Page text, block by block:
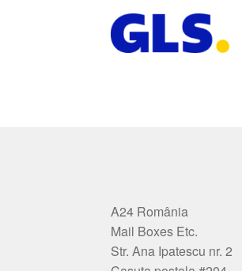
A24 România
Mail Boxes Etc.
Str. Ana Ipatescu nr. 2